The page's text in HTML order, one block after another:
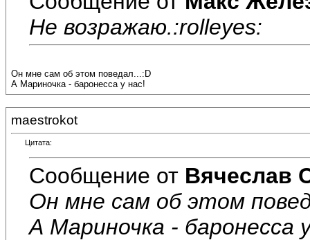
Не возражаю.:rolleyes:
Он мне сам об этом поведал...:D
А Мариночка - баронесса у нас!
maestrokot
Цитата:
Сообщение от Вячеслав
Он мне сам об этом
А Мариночка - баронесса